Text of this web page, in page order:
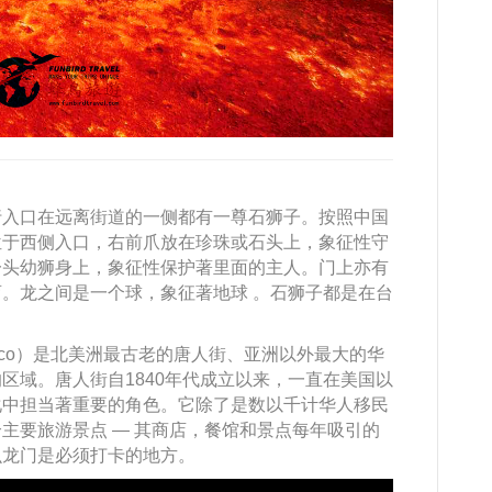
口在远离街道的一侧都有一尊石狮子。按照中国
西侧入口，右前爪放在珍珠或石头上，象征性守
幼狮身上，象征性保护著里面的主人。门上亦有
龙之间是一个球，象征著地球 。石狮子都是在台
）是北美洲最古老的唐人街、亚洲以外最大的华
域。唐人街自1840年代成立以来，一直在美国以
担当著重要的角色。它除了是数以千计华人移民
要旅游景点 — 其商店，餐馆和景点每年吸引的
门是必须打卡的地方。